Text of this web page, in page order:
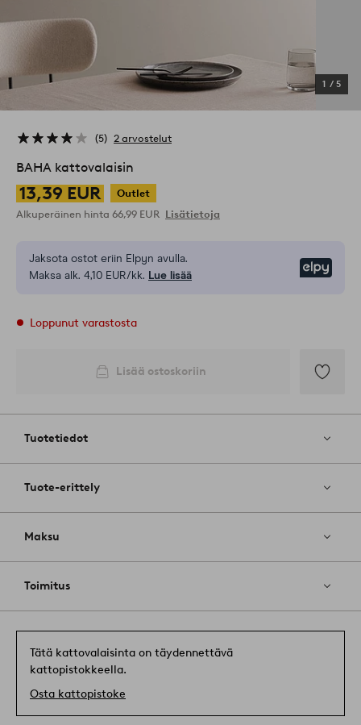
1 / 5
5 2 arvostelut
BAHA kattovalaisin
13,39 EUR
Outlet
Alkuperäinen hinta 66,99 EUR Lisätietoja
Jaksota ostot eriin Elpyn avulla.
Maksa alk. 4,10 EUR/kk. Lue lisää
Loppunut varastosta
Lisää ostoskoriin
Tuotetiedot
Tuote-erittely
Maksu
Toimitus
Tätä kattovalaisinta on täydennettävä
kattopistokkeella.
Osta kattopistoke